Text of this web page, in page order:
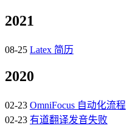
2021
08-25 Latex 简历
2020
02-23 OmniFocus 自动化流程
02-23 有道翻译发音失败